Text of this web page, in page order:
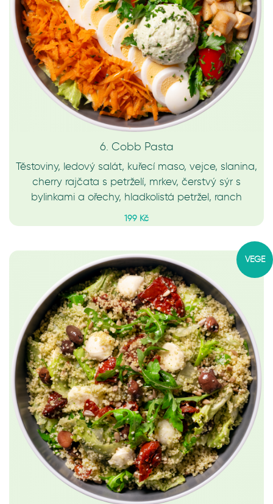
6. Cobb Pasta
Těstoviny, ledový salát, kuřecí maso, vejce, slanina,
cherry rajčata s petrželí, mrkev, čerstvý sýr s
bylinkami a ořechy, hladkolistá petržel, ranch
199 Kč
VEGE